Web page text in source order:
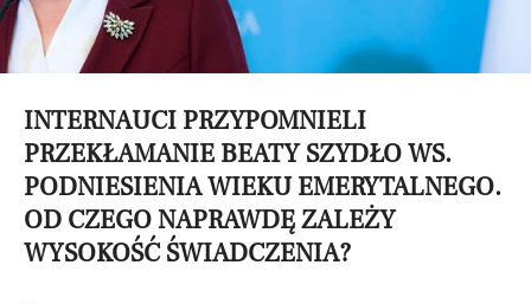
INTERNAUCI PRZYPOMNIELI
PRZEKŁAMANIE BEATY SZYDŁO WS.
PODNIESIENIA WIEKU EMERYTALNEGO.
OD CZEGO NAPRAWDĘ ZALEŻY
WYSOKOŚĆ ŚWIADCZENIA?